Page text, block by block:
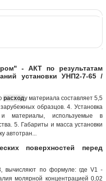
- АКТ по результатам
установки УНП2-7-65 /
расходу материала составляет 5,5
образцов. 4. Установка
и материалы, используемые в
5. Габариты и масса установки
автотран...
поверхностей перед
вычисляют по формуле: где V1 -
молярной концентрацией 0,02